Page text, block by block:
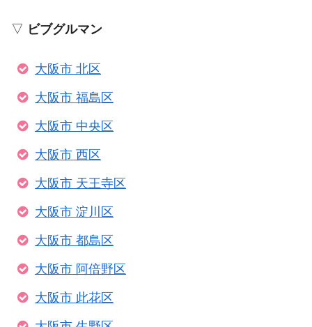
▽ ビブグルマン
大阪市 北区
大阪市 福島区
大阪市 中央区
大阪市 西区
大阪市 天王寺区
大阪市 淀川区
大阪市 都島区
大阪市 阿倍野区
大阪市 此花区